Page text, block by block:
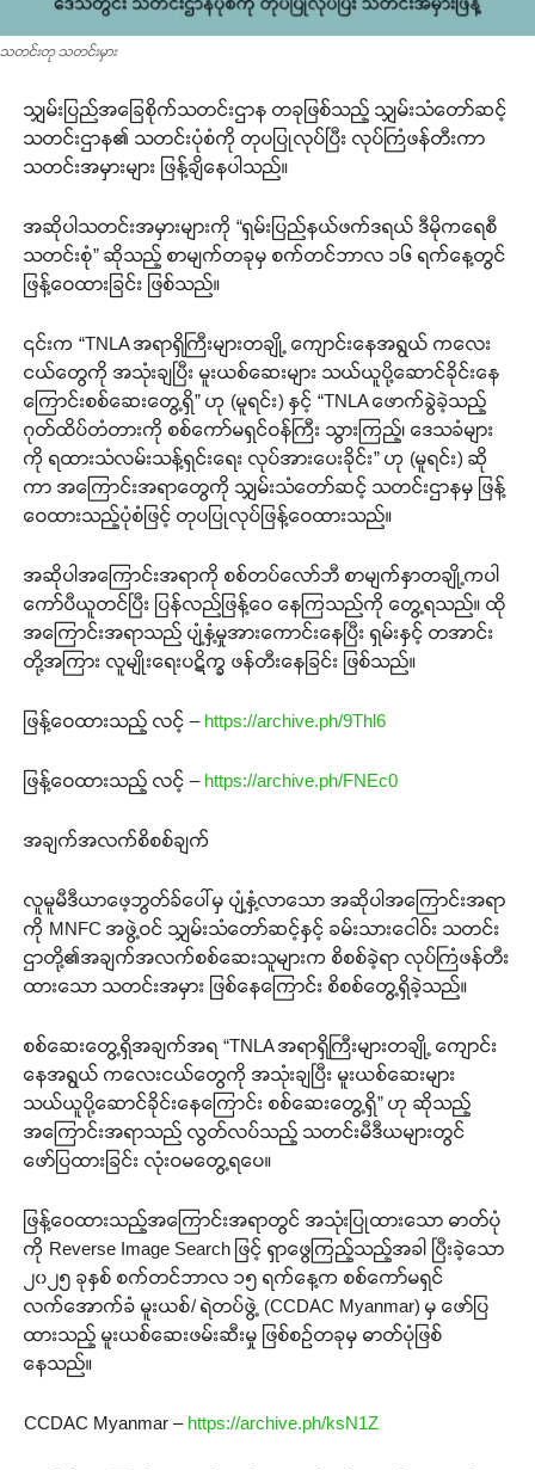
သတင်းတု သတင်းမှား
သျှမ်းပြည်အခြေစိုက်သတင်းဌာန တခုဖြစ်သည့် သျှမ်းသံတော်ဆင့်
သတင်းဌာန၏ သတင်းပုံစံကို တုပပြုလုပ်ပြီး လုပ်ကြံဖန်တီးကာ
သတင်းအမှားများ ဖြန့်ချိနေပါသည်။
အဆိုပါသတင်းအမှားများကို “ရှမ်းပြည်နယ်ဖက်ဒရယ် ဒီမိုကရေစီ
သတင်းစုံ” ဆိုသည့် စာမျက်တခုမှ စက်တင်ဘာလ ၁၆ ရက်နေ့တွင်
ဖြန့်ဝေထားခြင်း ဖြစ်သည်။
၎င်းက “TNLA အရာရှိကြီးများတချို့ ကျောင်းနေအရွယ် ကလေး
ငယ်တွေကို အသုံးချပြီး မူးယစ်ဆေးများ သယ်ယူပို့ဆောင်ခိုင်းနေ
ကြောင်းစစ်ဆေးတွေ့ရှိ” ဟု (မူရင်း) နှင့် “TNLA ဖောက်ခွဲခဲ့သည့်
ဂုတ်ထိပ်တံတားကို စစ်ကော်မရှင်ဝန်ကြီး သွားကြည့်၊ ဒေသခံများ
ကို ရထားသံလမ်းသန့်ရှင်းရေး လုပ်အားပေးခိုင်း” ဟု (မူရင်း) ဆို
ကာ အကြောင်းအရာတွေကို သျှမ်းသံတော်ဆင့် သတင်းဌာနမှ ဖြန့်
ဝေထားသည့်ပုံစံဖြင့် တုပပြုလုပ်ဖြန့်ဝေထားသည်။
အဆိုပါအကြောင်းအရာကို စစ်တပ်လော်ဘီ စာမျက်နှာတချို့ကပါ
ကော်ပီယူတင်ပြီး ပြန်လည်ဖြန့်ဝေ နေကြသည်ကို တွေ့ရသည်။ ထို
အကြောင်းအရာသည် ပျံ့နှံ့မှုအားကောင်းနေပြီး ရှမ်းနှင့် တအာင်း
တို့အကြား လူမျိုးရေးပဋိက္ခ ဖန်တီးနေခြင်း ဖြစ်သည်။
ဖြန့်ဝေထားသည့် လင့် – https://archive.ph/9Thl6
ဖြန့်ဝေထားသည့် လင့် – https://archive.ph/FNEc0
အချက်အလက်စိစစ်ချက်
လူမူမီဒီယာဖေ့ဘွတ်ခ်ပေါ်မှ ပျံ့နှံ့လာသော အဆိုပါအကြောင်းအရာ
ကို MNFC အဖွဲ့ဝင် သျှမ်းသံတော်ဆင့်နှင့် ခမ်းသားငေါဝ်း သတင်း
ဌာတို့၏အချက်အလက်စစ်ဆေးသူများက စိစစ်ခဲ့ရာ လုပ်ကြံဖန်တီး
ထားသော သတင်းအမှား ဖြစ်နေကြောင်း စိစစ်တွေ့ရှိခဲ့သည်။
စစ်ဆေးတွေ့ရှိအချက်အရ “TNLA အရာရှိကြီးများတချို့ ကျောင်း
နေအရွယ် ကလေးငယ်တွေကို အသုံးချပြီး မူးယစ်ဆေးများ
သယ်ယူပို့ဆောင်ခိုင်းနေကြောင်း စစ်ဆေးတွေ့ရှိ” ဟု ဆိုသည့်
အကြောင်းအရာသည် လွတ်လပ်သည့် သတင်းမီဒီယများတွင်
ဖော်ပြထားခြင်း လုံးဝမတွေ့ရပေ။
ဖြန့်ဝေထားသည့်အကြောင်းအရာတွင် အသုံးပြုထားသော ဓာတ်ပုံ
ကို Reverse Image Search ဖြင့် ရှာဖွေကြည့်သည့်အခါ ပြီးခဲ့သော
၂၀၂၅ ခုနှစ် စက်တင်ဘာလ ၁၅ ရက်နေ့က စစ်ကော်မရှင်
လက်အောက်ခံ မူးယစ်/ ရဲတပ်ဖွဲ့ (CCDAC Myanmar) မှ ဖော်ပြ
ထားသည့် မူးယစ်ဆေးဖမ်းဆီးမှု ဖြစ်စဉ်တခုမှ ဓာတ်ပုံဖြစ်
နေသည်။
CCDAC Myanmar – https://archive.ph/ksN1Z